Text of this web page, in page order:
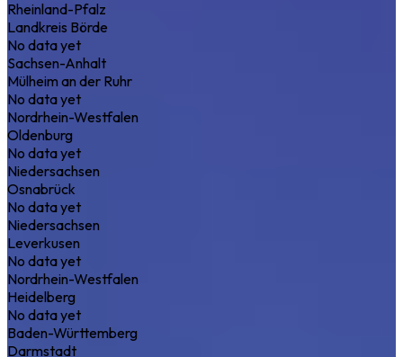
Rheinland-Pfalz
Landkreis Börde
No data yet
Sachsen-Anhalt
Mülheim an der Ruhr
No data yet
Nordrhein-Westfalen
Oldenburg
No data yet
Niedersachsen
Osnabrück
No data yet
Niedersachsen
Leverkusen
No data yet
Nordrhein-Westfalen
Heidelberg
No data yet
Baden-Württemberg
Darmstadt